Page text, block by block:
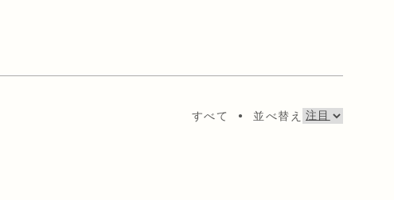
すべて • 並べ替え